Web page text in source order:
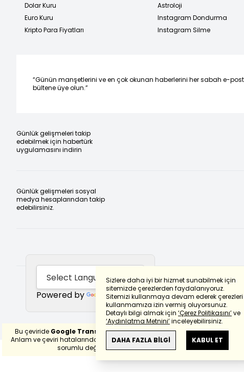
Sizlere daha iyi bir hizmet sunabilmek için
sitemizde çerezlerden faydalanıyoruz.
Sitemizi kullanmaya devam ederek çerezleri
kullanmamıza izin vermiş oluyorsunuz.
Detaylı bilgi almak için ‘Çerez Politikasını’ve
‘Aydınlatma Metnini’inceleyebilirsiniz.
DAHA FAZLA BİLGİ KABUL ET
Dolar Kuru
Euro Kuru
Kripto Para Fiyatları
Astroloji
Instagram Dondurma
Instagram Silme
“Günün manşetlerini ve en çok okunan haberlerini her sabah e-
bültene üye olun.”
Günlük gelişmeleri takip
edebilmek için habertürk
uygulamasını indirin
Günlük gelişmeleri sosyal
medya hesaplarından takip
edebilirsiniz.
Powered by Translate
Bu çeviride Google Transletekullanılmıştır.
Anlam ve çeviri hatalarından
haberturk.com
sorumlu değildir.